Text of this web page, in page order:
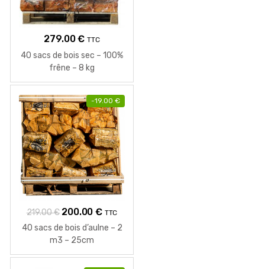
279.00€ TTC
40 sacs de bois sec – 100%
frêne – 8 kg
-19.00 €
219.00€ Le
prix
initial
était :
200.00€Le
prix
est :
TTC
40 sacs de bois d’aulne – 2
m3 – 25cm